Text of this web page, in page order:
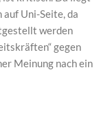
Uni-Seite, da
werden
gegen
Meinung nach ein